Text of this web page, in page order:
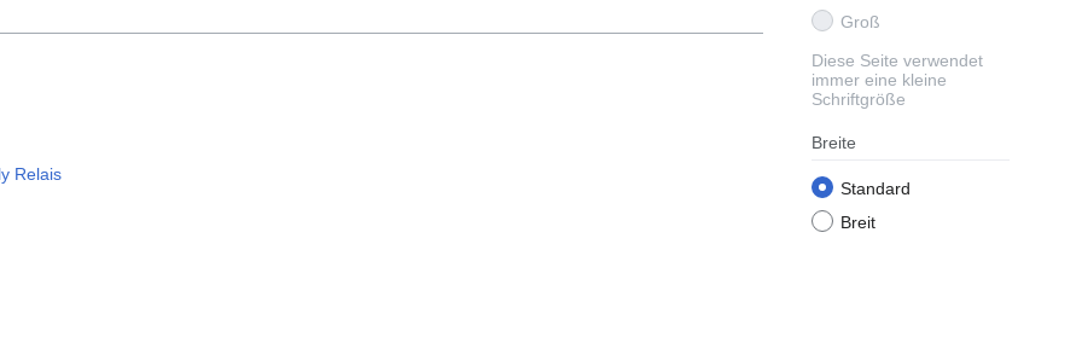
Groß
Diese Seite verwendet
immer eine kleine
Schriftgröße
Breite
Standard
Breit
Relais